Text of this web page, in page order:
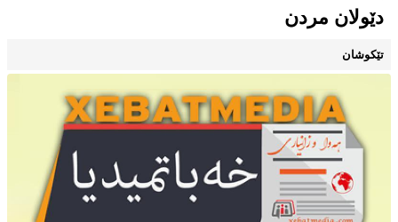
دێولان مردن
تێکوشان